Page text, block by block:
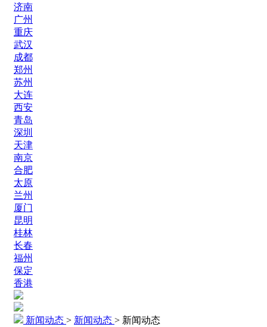
济南
广州
重庆
武汉
成都
郑州
苏州
大连
西安
青岛
深圳
天津
南京
合肥
太原
兰州
厦门
昆明
桂林
长春
福州
保定
香港
新闻动态 > 新闻动态 > 新闻动态